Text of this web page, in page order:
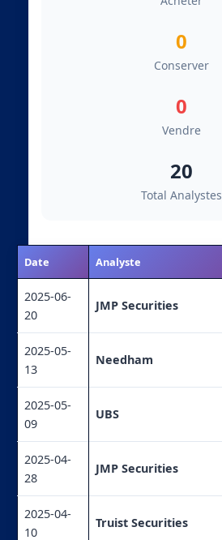
0
Conserver
0
Vendre
20
Total Analystes
Date Analyste
2025-06-
20
JMP Securities
2025-05-
13
Needham
2025-05-
09
UBS
2025-04-
28
JMP Securities
2025-04-
10
Truist Securities